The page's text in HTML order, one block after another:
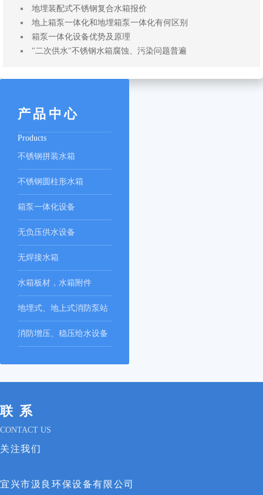
地埋装配式不锈钢复合水箱报价
地上箱泵一体化和地埋箱泵一体化有何区别
箱泵一体化设备优势及原理
"二次供水"不锈钢水箱腐蚀、污染问题普遍
产品中心
Products
不锈钢拼装水箱
不锈钢圆柱形水箱
箱泵一体化设备
无负压供水设备
无焊接水箱
水箱板材，水箱附件
地埋式、地上式消防泵站
消防增压、稳压给水设备
联系
CONTACT US
关注我们
宜兴市汲良环保设备有限公司